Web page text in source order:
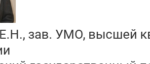
Е.Н., зав. УМО, высшей